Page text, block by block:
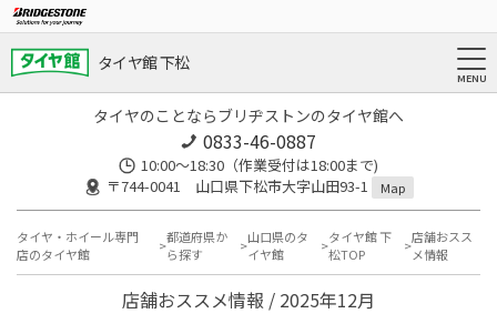
タイヤ館 下松
タイヤのことならブリヂストンのタイヤ館へ
0833-46-0887
10:00～18:30（作業受付は18:00まで)
〒744-0041 山口県下松市大字山田93-1
Map
タイヤ・ホイール専門
店のタイヤ館
都道府県か
ら探す
山口県のタ
イヤ館
タイヤ館 下
松TOP
店舗おスス
メ情報
店舗おススメ情報 / 2025年12月